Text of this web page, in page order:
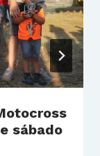
sábado